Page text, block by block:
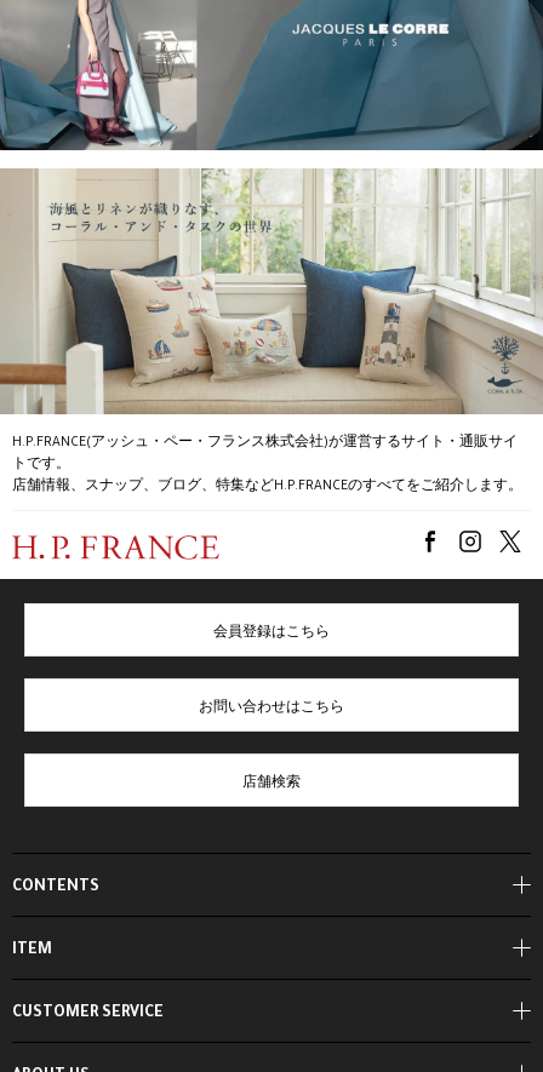
H.P.FRANCE(アッシュ・ペー・フランス株式会社)が運営するサイト・通販サイ
トです。
店舗情報、スナップ、ブログ、特集などH.P.FRANCEのすべてをご紹介します。
CONTENTS
ITEM
会員登録はこちら
お問い合わせはこちら
店舗検索
CUSTOMER SERVICE